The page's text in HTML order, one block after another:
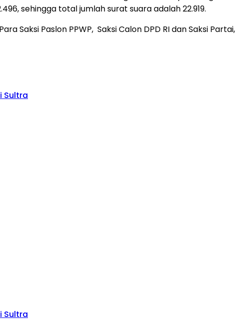
sehingga total jumlah surat suara adalah 22.919.
Saksi Paslon PPWP, Saksi Calon DPD RI dan Saksi Partai,
Sultra
Sultra